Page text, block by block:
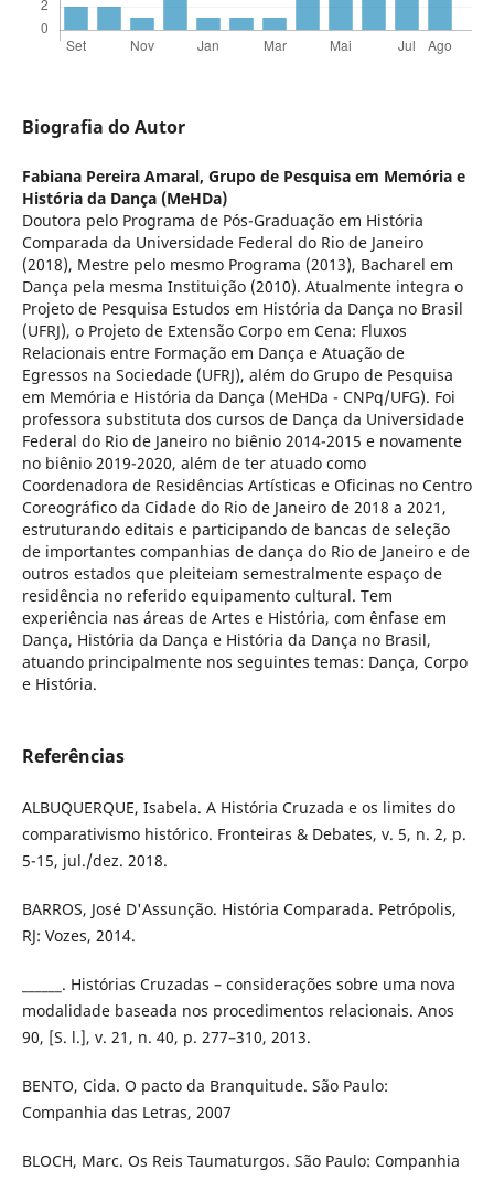
Biografia do Autor
Fabiana Pereira Amaral, Grupo de Pesquisa em Memória e
História da Dança (MeHDa)
Doutora pelo Programa de Pós-Graduação em História
Comparada da Universidade Federal do Rio de Janeiro
(2018), Mestre pelo mesmo Programa (2013), Bacharel em
Dança pela mesma Instituição (2010). Atualmente integra o
Projeto de Pesquisa Estudos em História da Dança no Brasil
(UFRJ), o Projeto de Extensão Corpo em Cena: Fluxos
Relacionais entre Formação em Dança e Atuação de
Egressos na Sociedade (UFRJ), além do Grupo de Pesquisa
em Memória e História da Dança (MeHDa - CNPq/UFG). Foi
professora substituta dos cursos de Dança da Universidade
Federal do Rio de Janeiro no biênio 2014-2015 e novamente
no biênio 2019-2020, além de ter atuado como
Coordenadora de Residências Artísticas e Oficinas no Centro
Coreográfico da Cidade do Rio de Janeiro de 2018 a 2021,
estruturando editais e participando de bancas de seleção
de importantes companhias de dança do Rio de Janeiro e de
outros estados que pleiteiam semestralmente espaço de
residência no referido equipamento cultural. Tem
experiência nas áreas de Artes e História, com ênfase em
Dança, História da Dança e História da Dança no Brasil,
atuando principalmente nos seguintes temas: Dança, Corpo
e História.
Referências
ALBUQUERQUE, Isabela. A História Cruzada e os limites do
comparativismo histórico. Fronteiras & Debates, v. 5, n. 2, p.
5-15, jul./dez. 2018.
BARROS, José D'Assunção. História Comparada. Petrópolis,
RJ: Vozes, 2014.
______. Histórias Cruzadas – considerações sobre uma nova
modalidade baseada nos procedimentos relacionais. Anos
90, [S. l.], v. 21, n. 40, p. 277–310, 2013.
BENTO, Cida. O pacto da Branquitude. São Paulo:
Companhia das Letras, 2007
BLOCH, Marc. Os Reis Taumaturgos. São Paulo: Companhia